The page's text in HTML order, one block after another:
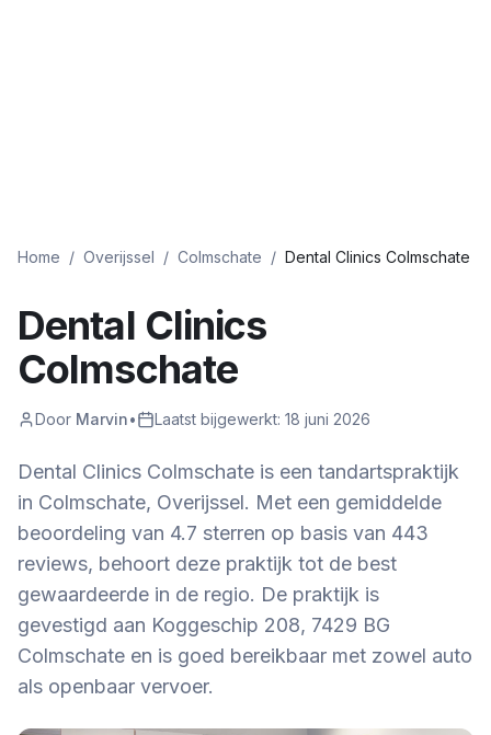
Home / Overijssel / Colmschate / Dental Clinics Colmschate
Dental Clinics
Colmschate
Door Marvin• Laatst bijgewerkt: 18 juni 2026
Dental Clinics Colmschate is een tandartspraktijk
in Colmschate, Overijssel. Met een gemiddelde
beoordeling van 4.7 sterren op basis van 443
reviews, behoort deze praktijk tot de best
gewaardeerde in de regio. De praktijk is
gevestigd aan Koggeschip 208, 7429 BG
Colmschate en is goed bereikbaar met zowel auto
als openbaar vervoer.